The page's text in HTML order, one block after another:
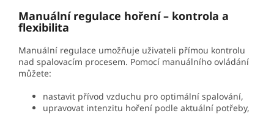
Manuální regulace hoření – kontrola a
flexibilita
Manuální regulace umožňuje uživateli přímou kontrolu
nad spalovacím procesem. Pomocí manuálního ovládání
můžete:
nastavit přívod vzduchu pro optimální spalování,
upravovat intenzitu hoření podle aktuální potřeby,